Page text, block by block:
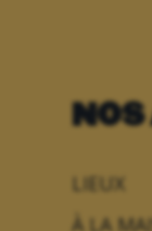
LIEUX
À LA